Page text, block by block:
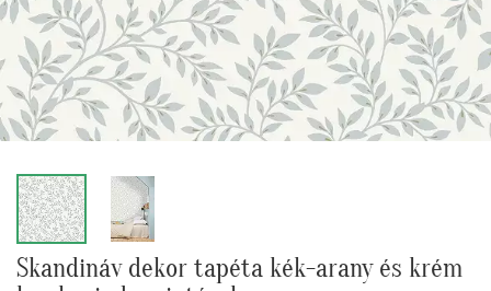
Skandináv dekor tapéta kék-arany és krém